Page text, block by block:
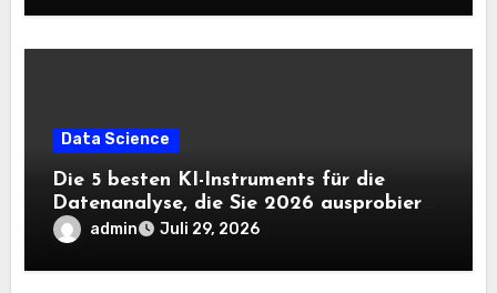
Data Science
Die 5 besten KI-Instruments für die
Datenanalyse, die Sie 2026 ausprobieren
solltenadmin Juli 29, 2026